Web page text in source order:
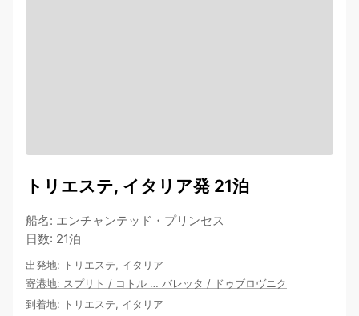
トリエステ, イタリア発 21泊
船名: エンチャンテッド・プリンセス
日数: 21泊
出発地: トリエステ, イタリア
寄港地: スプリト / コトル … バレッタ / ドゥブロヴニク
到着地: トリエステ, イタリア